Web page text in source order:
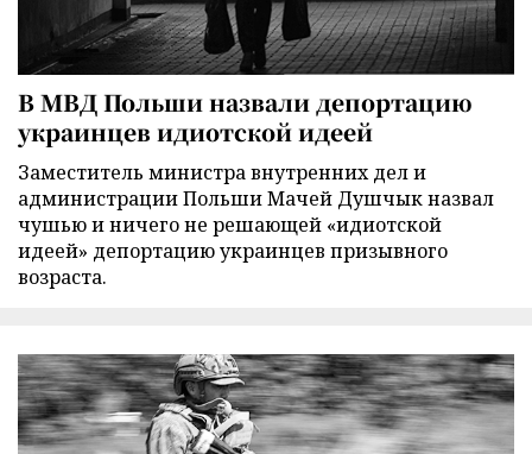
В МВД Польши назвали депортацию
украинцев идиотской идеей
Заместитель министра внутренних дел и
администрации Польши Мачей Душчык назвал
чушью и ничего не решающей «идиотской
идеей» депортацию украинцев призывного
возраста.